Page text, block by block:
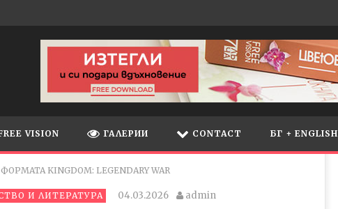
VISION ГАЛЕРИИ CONTACT БГ + ENGLISH
KINGDOM: LEGENDARY WAR
И ЛИТЕРАТУРА 04.03.2026 admin